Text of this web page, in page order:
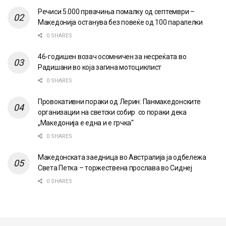
Речиси 5.000 првачиња помалку од септември –
Македонија останува без повеќе од 100 паралелки
0 SHARES
46-годишен возач осомничен за несреќата во
Радишани во која загина мотоциклист
0 SHARES
Провокативни пораки од Лерин: Панмакедонските
организации на светски собир со пораки дека
„Македонија е една и е грчка“
0 SHARES
Македонската заедница во Австралија ја одбележа
Света Петка – торжествена прослава во Сиднеј
0 SHARES